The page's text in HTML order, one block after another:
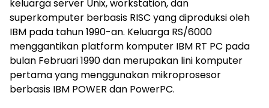
keluarga server Unix, workstation, dan
superkomputer berbasis RISC yang diproduksi oleh
IBM pada tahun 1990-an. Keluarga RS/6000
menggantikan platform komputer IBM RT PC pada
bulan Februari 1990 dan merupakan lini komputer
pertama yang menggunakan mikroprosesor
berbasis IBM POWER dan PowerPC.